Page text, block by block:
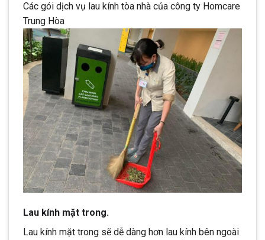
Các gói dịch vụ lau kính tòa nhà của công ty Homcare
Trung Hòa
Lau kính mặt trong.
Lau kính mặt trong sẽ dễ dàng hơn lau kính bên ngoài